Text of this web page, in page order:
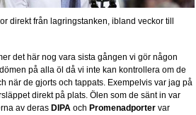
direkt från lagringstanken, ibland veckor till
det här nog vara sista gången vi gör någon
på alla öl då vi inte kan kontrollera om de
när de gjorts och tappats. Exempelvis var jag på
direkt på plats. Ölen som de sänt in var
av deras DIPA och Promenadporter var